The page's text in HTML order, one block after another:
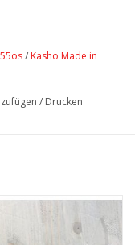
aktuell
Übergang
geschmiedeten
schätzen.
der
55os/ Kasho Made in
/ Drucken